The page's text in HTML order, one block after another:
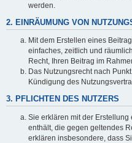
werden.
2. EINRÄUMUNG VON
Mit dem Erstellen eines
einfaches, zeitlich und
Recht, Ihren Beitrag im
Das Nutzungsrecht nach
Kündigung des
3. PFLICHTEN DES NUTZERS
Sie erklären mit der
enthält, die gegen geltendes
erklären insbesondere, dass